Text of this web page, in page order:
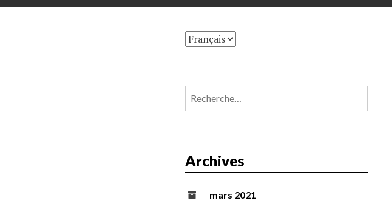
Archives
mars 2021